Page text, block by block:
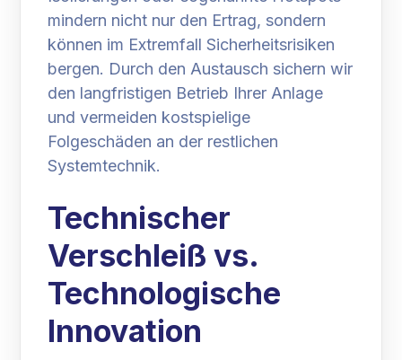
mindern nicht nur den Ertrag, sondern
können im Extremfall Sicherheitsrisiken
bergen. Durch den Austausch sichern wir
den langfristigen Betrieb Ihrer Anlage
und vermeiden kostspielige
Folgeschäden an der restlichen
Systemtechnik.
Technischer
Verschleiß vs.
Technologische
Innovation